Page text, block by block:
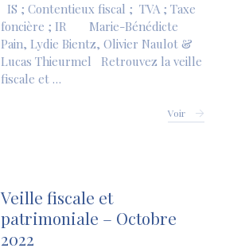
IS ; Contentieux fiscal ; TVA ; Taxe
foncière ; IR Marie-Bénédicte
Pain, Lydie Bientz, Olivier Naulot &
Lucas Thieurmel Retrouvez la veille
fiscale et …
Voir
Veille fiscale et
patrimoniale – Octobre
2022